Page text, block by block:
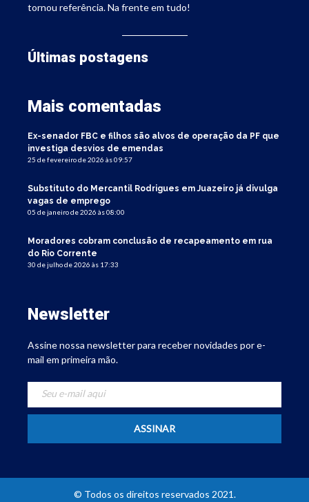
tornou referência. Na frente em tudo!
Últimas postagens
Mais comentadas
Ex-senador FBC e filhos são alvos de operação da PF que
investiga desvios de emendas
25 de fevereiro de 2026 às 09:57
Substituto do Mercantil Rodrigues em Juazeiro já divulga
vagas de emprego
05 de janeiro de 2026 às 08:00
Moradores cobram conclusão de recapeamento em rua
do Rio Corrente
30 de julho de 2026 às 17:33
Newsletter
Assine nossa newsletter para receber novidades por e-
mail em primeira mão.
© Todos os direitos reservados 2021.